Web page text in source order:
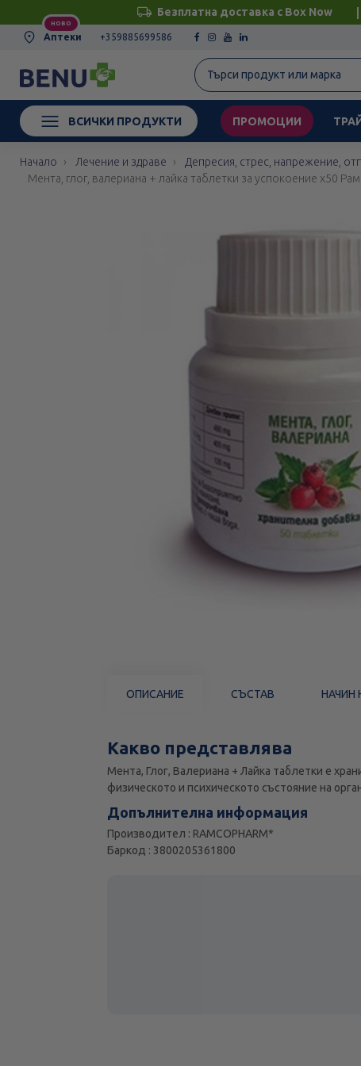
Безплатна доставка с Box Now
НОВО
Аптеки +359885699586
ВСИЧКИ ПРОДУКТИ ПРОМОЦИИ
Начало Лечение и здраве Депресия, стрес, напрежение,
Мента, глог, валериана + лайка таблетки за успокоение х50
ОПИСАНИЕ СЪСТАВ НАЧИН
Какво представлява
Мента, Глог, Валериана + Лайка таблетки е
физическото и психическото състояние на
Допълнителна информация
Производител : RAMCOPHARM*
Баркод : 3800205361800